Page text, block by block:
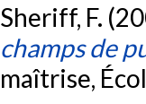
Sheriff, F.
champs de
maîtrise,